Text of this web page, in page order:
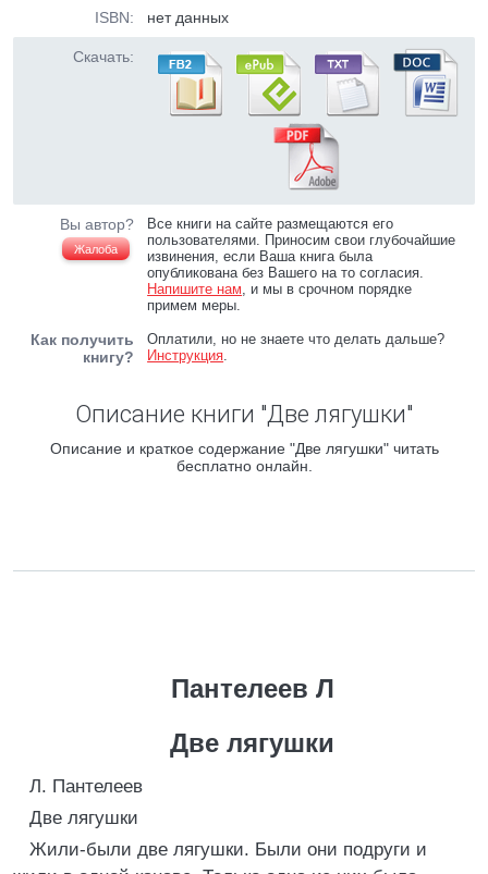
ISBN: нет данных
Скачать:
Вы автор?
Жалоба
Все книги на сайте размещаются его
пользователями. Приносим свои глубочайшие
извинения, если Ваша книга была
опубликована без Вашего на то согласия.
Напишите нам, и мы в срочном порядке
примем меры.
Как получить
книгу?
Оплатили, но не знаете что делать дальше?
Инструкция.
Описание книги "Две лягушки"
Описание и краткое содержание "Две лягушки" читать
бесплатно онлайн.
Пантелеев Л
Две лягушки
Л. Пантелеев
Две лягушки
Жили-были две лягушки. Были они подруги и